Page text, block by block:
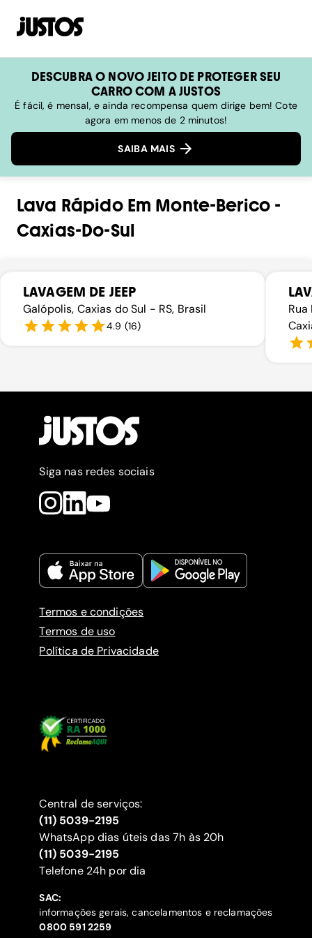
DESCUBRA O NOVO JEITO DE PROTEGER SEU
CARRO COM A JUSTOS
É fácil, é mensal, e ainda recompensa quem dirige bem! Cote
agora em menos de 2 minutos!
SAIBA MAIS
Lava RápidoEm Monte-Berico -
Caxias-Do-Sul
LAVAGEM DE JEEP
Galópolis, Caxias do Sul - RS, Brasil
4.9 (16)
Siga nas redes sociais
Termos e condições
Termos de uso
Política de Privacidade
Central de serviços:
(11) 5039-2195
WhatsApp dias úteis das 7h às 20h
(11) 5039-2195
‍Telefone 24h por dia
SAC:
informações gerais, cancelamentos e reclamações
‍0800 591 2259